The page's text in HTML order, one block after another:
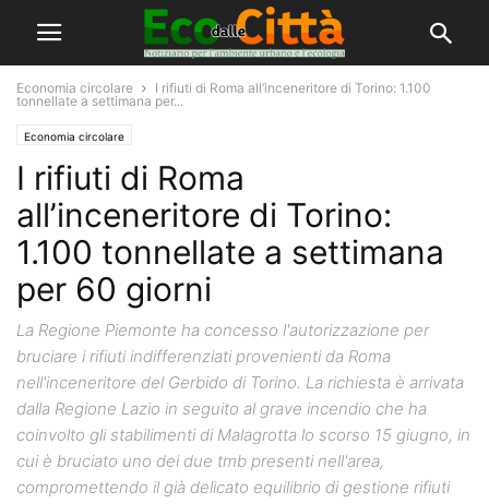
Economia circolare
I rifiuti di Roma all’inceneritore di Torino: 1.100
tonnellate a settimana per...
Economia circolare
I rifiuti di Roma
all’inceneritore di Torino:
1.100 tonnellate a settimana
per 60 giorni
La Regione Piemonte ha concesso l'autorizzazione per
bruciare i rifiuti indifferenziati provenienti da Roma
nell'inceneritore del Gerbido di Torino. La richiesta è arrivata
dalla Regione Lazio in seguito al grave incendio che ha
coinvolto gli stabilimenti di Malagrotta lo scorso 15 giugno, in
cui è bruciato uno dei due tmb presenti nell'area,
compromettendo il già delicato equilibrio di gestione rifiuti